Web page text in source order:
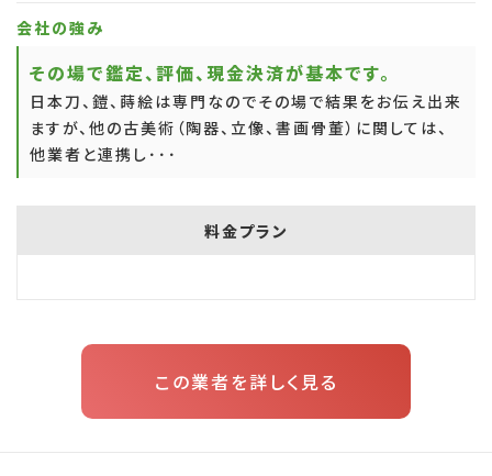
会社の強み
その場で鑑定、評価、現金決済が基本です。
日本刀、鎧、蒔絵は専門なのでその場で結果をお伝え出来
ますが、他の古美術（陶器、立像、書画骨董）に関しては、
他業者と連携し･･･
料金プラン
この業者を詳しく見る